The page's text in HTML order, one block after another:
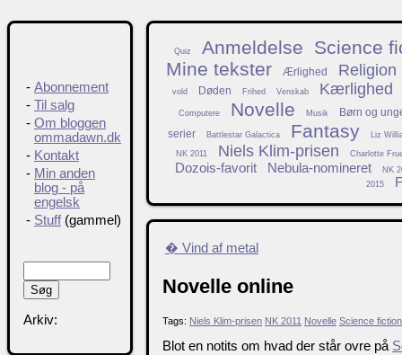
Quiz Anmeldelse
Science
Mine tekster
Ærlighed Religion
vold Døden Frihed Venskab Kærlighed
Computere Novelle Musik
Børn og
serier
Battlestar Galactica Fantasy Liz
NK 2011 Niels Klim-prisen Charlotte
Dozois-favorit Nebula-nomineret
NK
2015
� Vind af metal
Novelle online
Tags: Niels Klim-prisen NK 2011 Novelle Science fiction
Blot en notits om hvad der står ovre på
- Abonnement
- Til salg
- Om bloggen
ommadawn.dk
- Kontakt
- Min anden
blog - på
engelsk
- Stuff(gammel)
Arkiv: